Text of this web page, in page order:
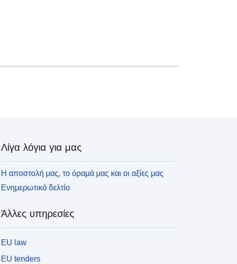
Λίγα λόγια για μας
Η αποστολή μας, το όραμά μας και οι αξίες μας
Ενημερωτικό δελτίο
Άλλες υπηρεσίες
EU law
EU tenders